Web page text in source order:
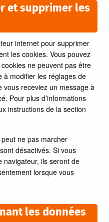
et supprimer les
internet pour supprimer
les cookies. Vous pouvez
ne peuvent pas être
à modifier les réglages de
receviez un message à
Pour plus d’informations
instructions de la section
ne pas marcher
désactivés. Si vous
navigateur, ils seront de
lorsque vous
les données